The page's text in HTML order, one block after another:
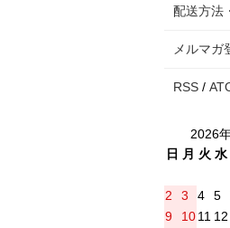
配送方法
メルマガ
RSS /
2026
日
月 火 水
2
3 4 5
9
1011 12